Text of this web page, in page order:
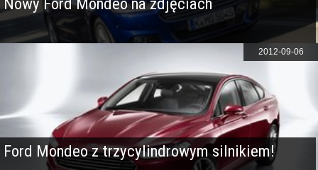
Nowy Ford Mondeo na zdjęciach
Ford Mondeo z trzycylindrowym silnikiem!
2012-09-06